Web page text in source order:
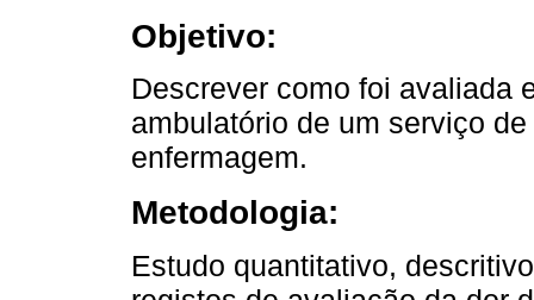
Objetivo:
Descrever como foi avaliada
ambulatório de um serviço
enfermagem.
Metodologia:
Estudo quantitativo,